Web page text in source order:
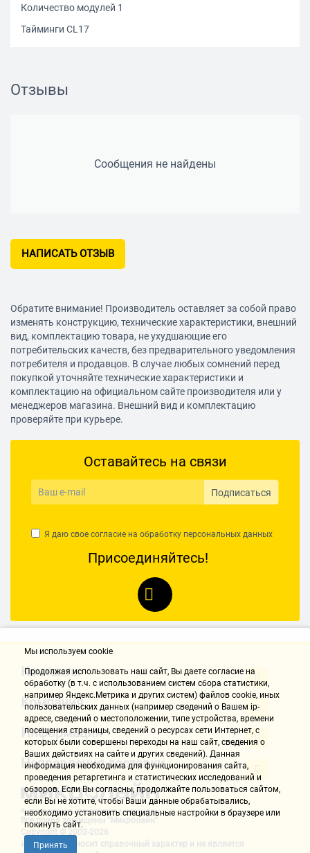
Количество модулей 1
Тайминги CL17
Отзывы
Сообщения не найдены
НАПИСАТЬ ОТЗЫВ
Обратите внимание! Производитель оставляет за собой право
изменять конструкцию, технические характеристики, внешний
вид, комплектацию товара, не ухудшающие его
потребительских качеств, без предварительного уведомления
потребителя и продавцов. В случае любых сомнений перед
покупкой уточняйте технические характеристики и
комплектацию на официальном сайте производителя или у
менеджеров магазина. Внешний вид и комплектацию
проверяйте при курьере.
Оставайтесь на связи
Подписаться
Я даю свое согласие на обработку персональных данных
Присоединяйтесь!
Контакты
Компания
Информация
Направления доставки
Все права защищены "Микролайн"
Copyright © 2002-2026
Информация носит справочный характер и не является
Мы используем cookie
Продолжая использовать наш cайт, Вы даете согласие на
обработку (в т.ч. с использованием систем сбора статистики,
например Яндекс.Метрика и других систем) файлов cookie, иных
пользовательских данных (например сведений о Вашем ip-
адресе, сведений о местоположении, типе устройства, времени
посещения страницы, сведений о ресурсах сети Интернет, с
которых были совершены переходы на наш сайт, сведения о
Ваших действиях на сайте и других сведений). Данная
информация необходима для функционирования сайта,
проведения ретаргетинга и статистических исследований и
обзоров. Если Вы согласны, продолжайте пользоваться сайтом,
если Вы не хотите, чтобы Ваши данные обрабатывались,
необходимо установить специальные настройки в браузере или
покинуть сайт.
Принять